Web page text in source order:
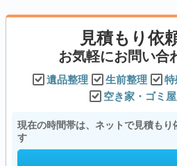
見積もり依
お気軽にお問い合
遺品整理 生前整理 特
空き家・ゴミ
現在の時間帯は、ネットで見積もり
す